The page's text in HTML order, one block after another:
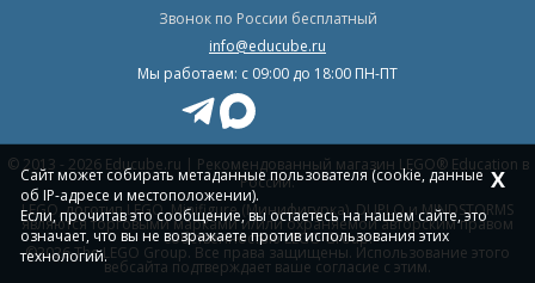
Звонок по России бесплатный
info@educube.ru
Мы работаем: c 09:00 до 18:00 ПН-ПТ
© 2013 - 2026 Educube.ru | Рекомендованный магазин LEGO® Education в
России.
LEGO, логотип LEGO, Minifigure (Минифигурка), DUPLO и MINDSTORMS
являются торговыми марками и/или охраняемой авторским правом
собственностью LEGO Group.
©2026 The LEGO Group. Все права защищены. Использование этого
вебсайта подтверждает ваше согласие с этим.
X
Сайт может собирать метаданные пользователя (cookie, данные
об IP-адресе и местоположении).
Если, прочитав это сообщение, вы остаетесь на нашем сайте, это
означает, что вы не возражаете против использования этих
технологий.